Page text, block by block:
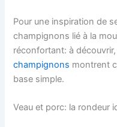
Pour une inspiration de
champignons lié à la
réconfortant: à
champignons montrent
base simple.
Veau et porc: la rondeur